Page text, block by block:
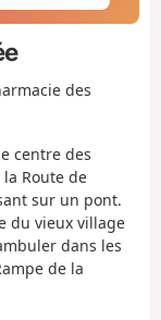
des
centre des
Route de
sur un pont.
du vieux village
dans les
de la